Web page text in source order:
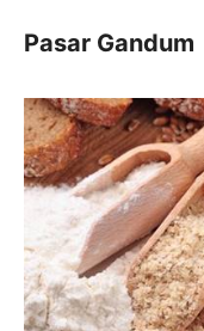
Pasar Gandum